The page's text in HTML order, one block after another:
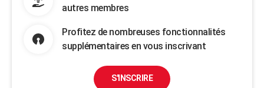
autres membres
Profitez de nombreuses fonctionnalités
supplémentaires en vous inscrivant
S'INSCRIRE